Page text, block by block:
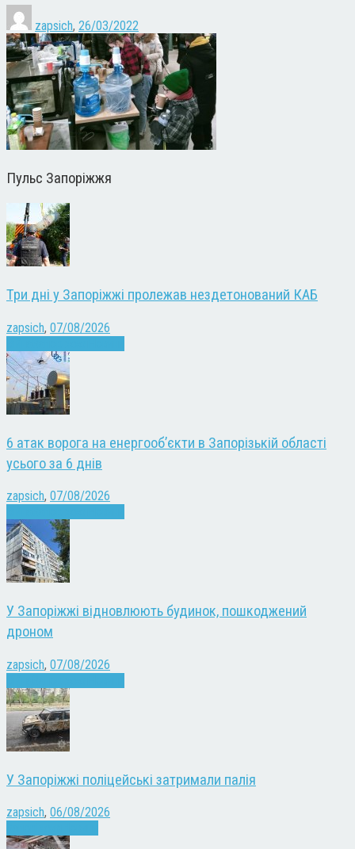
zapsich, 26/03/2022
Пульс Запоріжжя
Три дні у Запоріжжі пролежав нездетонований КАБ
zapsich, 07/08/2026
6 атак ворога на енергооб’єкти в Запорізькій області
усього за 6 днів
zapsich, 07/08/2026
У Запоріжжі відновлюють будинок, пошкоджений
дроном
zapsich, 07/08/2026
У Запоріжжі поліцейські затримали палія
zapsich, 06/08/2026